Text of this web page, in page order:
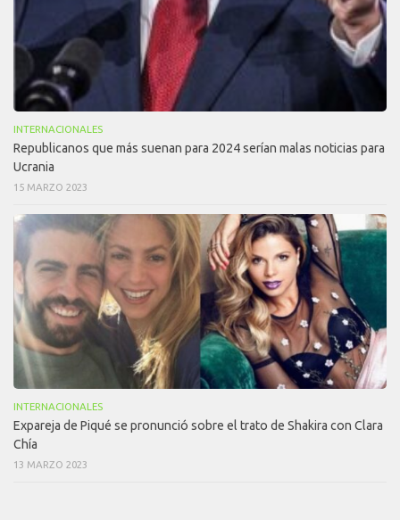
INTERNACIONALES
Republicanos que más suenan para 2024 serían malas noticias para
Ucrania
15 MARZO 2023
INTERNACIONALES
Expareja de Piqué se pronunció sobre el trato de Shakira con Clara
Chía
13 MARZO 2023